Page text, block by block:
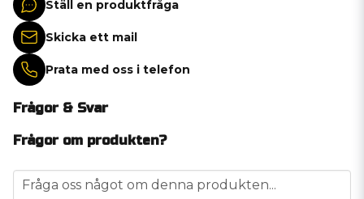
Ställ en produktfråga
Skicka ett mail
Prata med oss i telefon
Frågor & Svar
Frågor om produkten?
question
Fråga oss något om denna produkten...